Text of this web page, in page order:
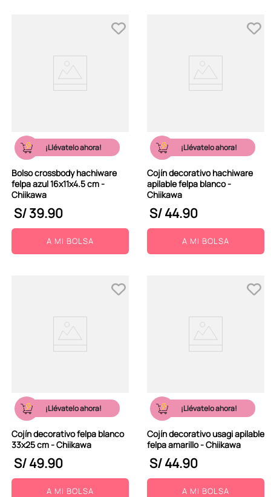
¡Llévatelo ahora!
Bolso crossbody hachiware
felpa azul 16x11x4.5 cm -
Chiikawa
S/39.90
A MI BOLSA
¡Llévatelo ahora!
Cojín decorativo hachiware
apilable felpa blanco -
Chiikawa
S/44.90
A MI BOLSA
¡Llévatelo ahora!
Cojín decorativo felpa blanco
33x25 cm - Chiikawa
S/49.90
A MI BOLSA
¡Llévatelo ahora!
Cojín decorativo usagi apilable
felpa amarillo - Chiikawa
S/44.90
A MI BOLSA